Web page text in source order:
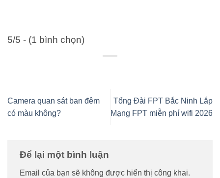
5/5 - (1 bình chọn)
Camera quan sát ban đêm
có màu không?
Tổng Đài FPT Bắc Ninh Lắp
Mạng FPT miễn phí wifi 2026
Để lại một bình luận
Email của bạn sẽ không được hiển thị công khai.